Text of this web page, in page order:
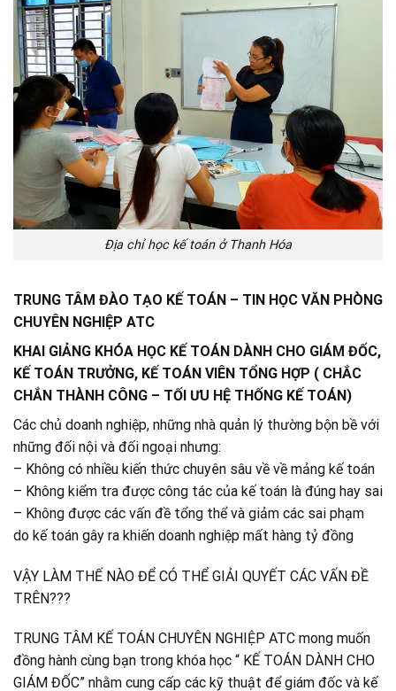
Địa chỉ học kế toán ở Thanh Hóa
TRUNG TÂM ĐÀO TẠO KẾ TOÁN – TIN HỌC VĂN PHÒNG
CHUYÊN NGHIỆP ATC
KHAI GIẢNG KHÓA HỌC KẾ TOÁN DÀNH CHO GIÁM ĐỐC,
KẾ TOÁN TRƯỞNG, KẾ TOÁN VIÊN TỔNG HỢP ( CHẮC
CHẮN THÀNH CÔNG – TỐI ƯU HỆ THỐNG KẾ TOÁN)
Các chủ doanh nghiệp, những nhà quản lý thường bộn bề với
những đối nội và đối ngoại nhưng:
– Không có nhiều kiến thức chuyên sâu về về mảng kế toán
– Không kiểm tra được công tác của kế toán là đúng hay sai
– Không được các vấn đề tổng thể và giảm các sai phạm
do kế toán gây ra khiến doanh nghiệp mất hàng tỷ đồng
VẬY LÀM THẾ NÀO ĐỂ CÓ THỂ GIẢI QUYẾT CÁC VẤN ĐỀ
TRÊN???
TRUNG TÂM KẾ TOÁN CHUYÊN NGHIỆP ATC mong muốn
đồng hành cùng bạn trong khóa học “ KẾ TOÁN DÀNH CHO
GIÁM ĐỐC” nhằm cung cấp các kỹ thuật để giám đốc và kế